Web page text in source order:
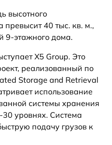
высотного
превысит 40 тыс. кв. м.,
9-этажного дома.
X5 Group. Это
реализованный по
Storage and Retrieval
использование
системы хранения
30 уровнях. Система
подачу грузов к